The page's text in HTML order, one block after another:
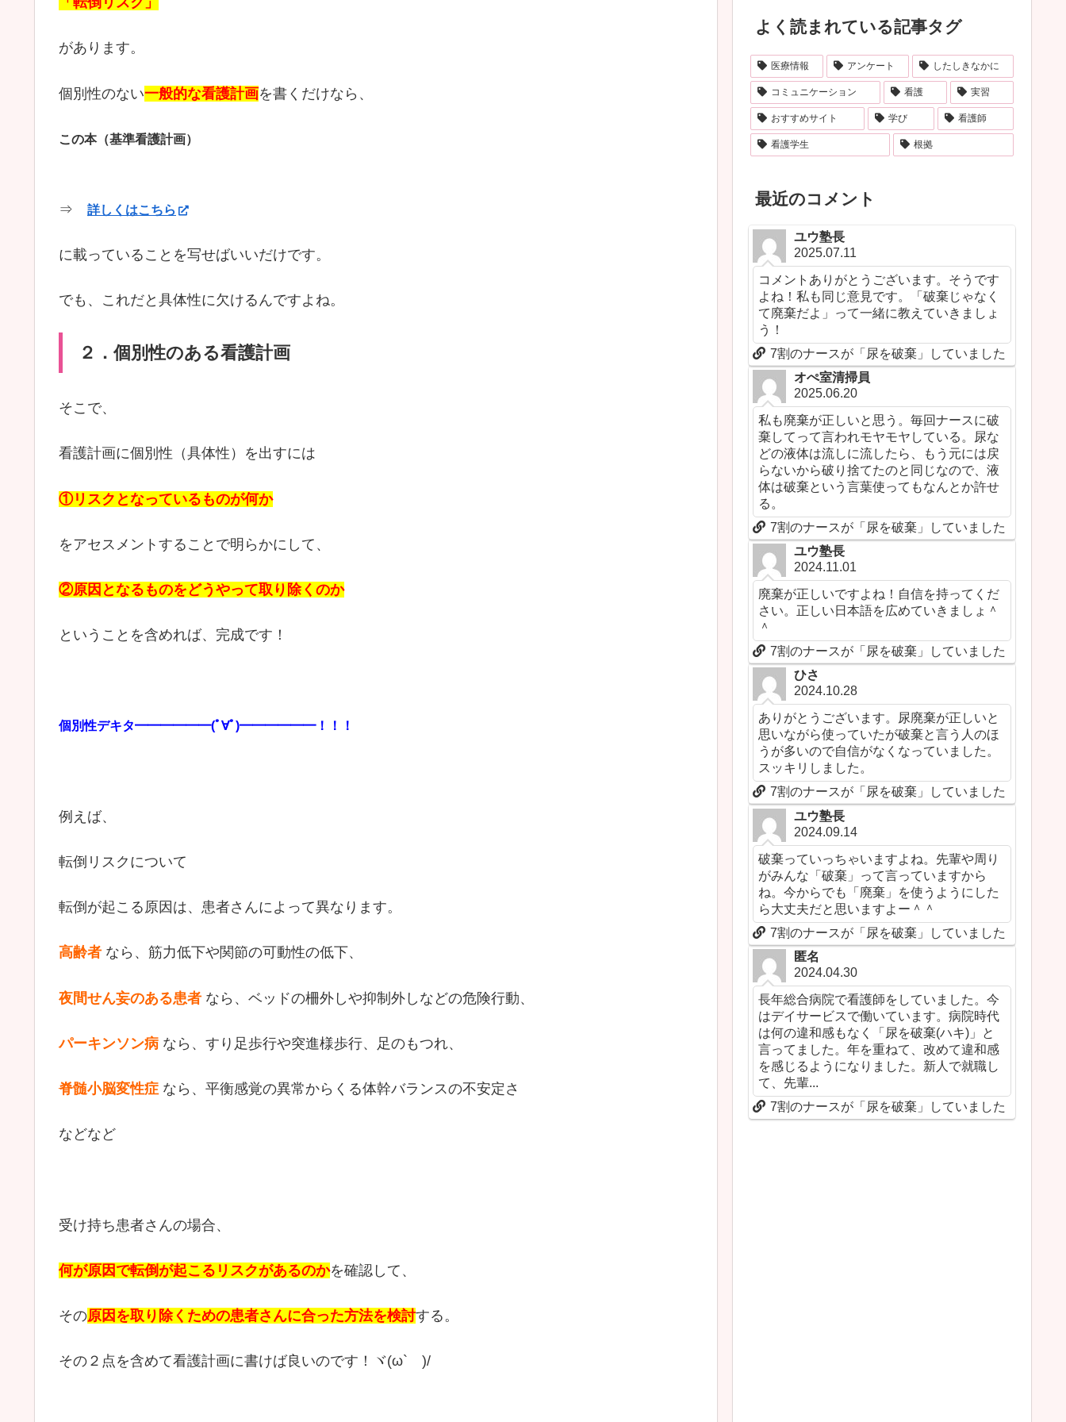
があります。
個別性のない一般的な看護計画を書くだけなら、
この本（基準看護計画）
⇒ 詳しくはこちら
に載っていることを写せばいいだけです。
でも、これだと具体性に欠けるんですよね。
２．個別性のある看護計画
そこで、
看護計画に個別性（具体性）を出すには
①リスクとなっているものが何か
をアセスメントすることで明らかにして、
②原因となるものをどうやって取り除くのか
ということを含めれば、完成です！
個別性デキタ━━━━━━(ﾟ∀ﾟ)━━━━━━！！！
例えば、
転倒リスクについて
転倒が起こる原因は、患者さんによって異なります。
高齢者 なら、筋力低下や関節の可動性の低下、
夜間せん妄のある患者 なら、ベッドの柵外しや抑制外しなどの危険行動、
パーキンソン病 なら、すり足歩行や突進様歩行、足のもつれ、
脊髄小脳変性症 なら、平衡感覚の異常からくる体幹バランスの不安定さ
などなど
受け持ち患者さんの場合、
何が原因で転倒が起こるリスクがあるのかを確認して、
その原因を取り除くための患者さんに合った方法を検討する。
その２点を含めて看護計画に書けば良いのです！ヾ(ω` )/
よく読まれている記事タグ
医療情報 アンケート したしきなかに
コミュニケーション 看護 実習
おすすめサイト 学び 看護師
看護学生 根拠
最近のコメント
ユウ塾長
2025.07.11
コメントありがとうございます。そうです
よね！私も同じ意見です。「破棄じゃなく
て廃棄だよ」って一緒に教えていきましょ
う！
7割のナースが「尿を破棄」していました
オぺ室清掃員
2025.06.20
私も廃棄が正しいと思う。毎回ナースに破
棄してって言われモヤモヤしている。尿な
どの液体は流しに流したら、もう元には戻
らないから破り捨てたのと同じなので、液
体は破棄という言葉使ってもなんとか許せ
る。
7割のナースが「尿を破棄」していました
ユウ塾長
2024.11.01
廃棄が正しいですよね！自信を持ってくだ
さい。正しい日本語を広めていきましょ＾
＾
7割のナースが「尿を破棄」していました
ひさ
2024.10.28
ありがとうございます。尿廃棄が正しいと
思いながら使っていたが破棄と言う人のほ
うが多いので自信がなくなっていました。
スッキリしました。
7割のナースが「尿を破棄」していました
ユウ塾長
2024.09.14
破棄っていっちゃいますよね。先輩や周り
がみんな「破棄」って言っていますから
ね。今からでも「廃棄」を使うようにした
ら大丈夫だと思いますよー＾＾
7割のナースが「尿を破棄」していました
匿名
2024.04.30
長年総合病院で看護師をしていました。今
はデイサービスで働いています。病院時代
は何の違和感もなく「尿を破棄(ハキ)」と
言ってました。年を重ねて、改めて違和感
を感じるようになりました。新人で就職し
て、先輩...
7割のナースが「尿を破棄」していました